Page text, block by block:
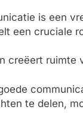
is een
een cruciale
creëert ruimte
te delen,